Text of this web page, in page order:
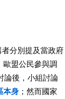
分別提及當政府
歐盟公民參與調
論後，小組討論
本身 ；然而國家